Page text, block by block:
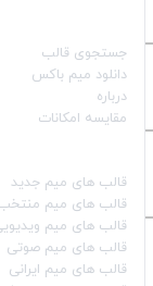
جستجوی قالب
دانلود میم باکس
درباره
مقایسه امکانات
قالب‌ های میم جدید
قالب‌ های میم
قالب‌ های میم
قالب‌ های میم صوتی
قالب‌ های میم ایرانی